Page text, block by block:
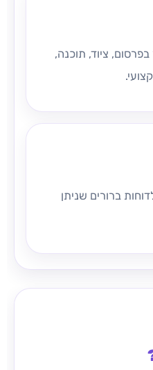
ציוד, תוכנה,
ברורים שניתן